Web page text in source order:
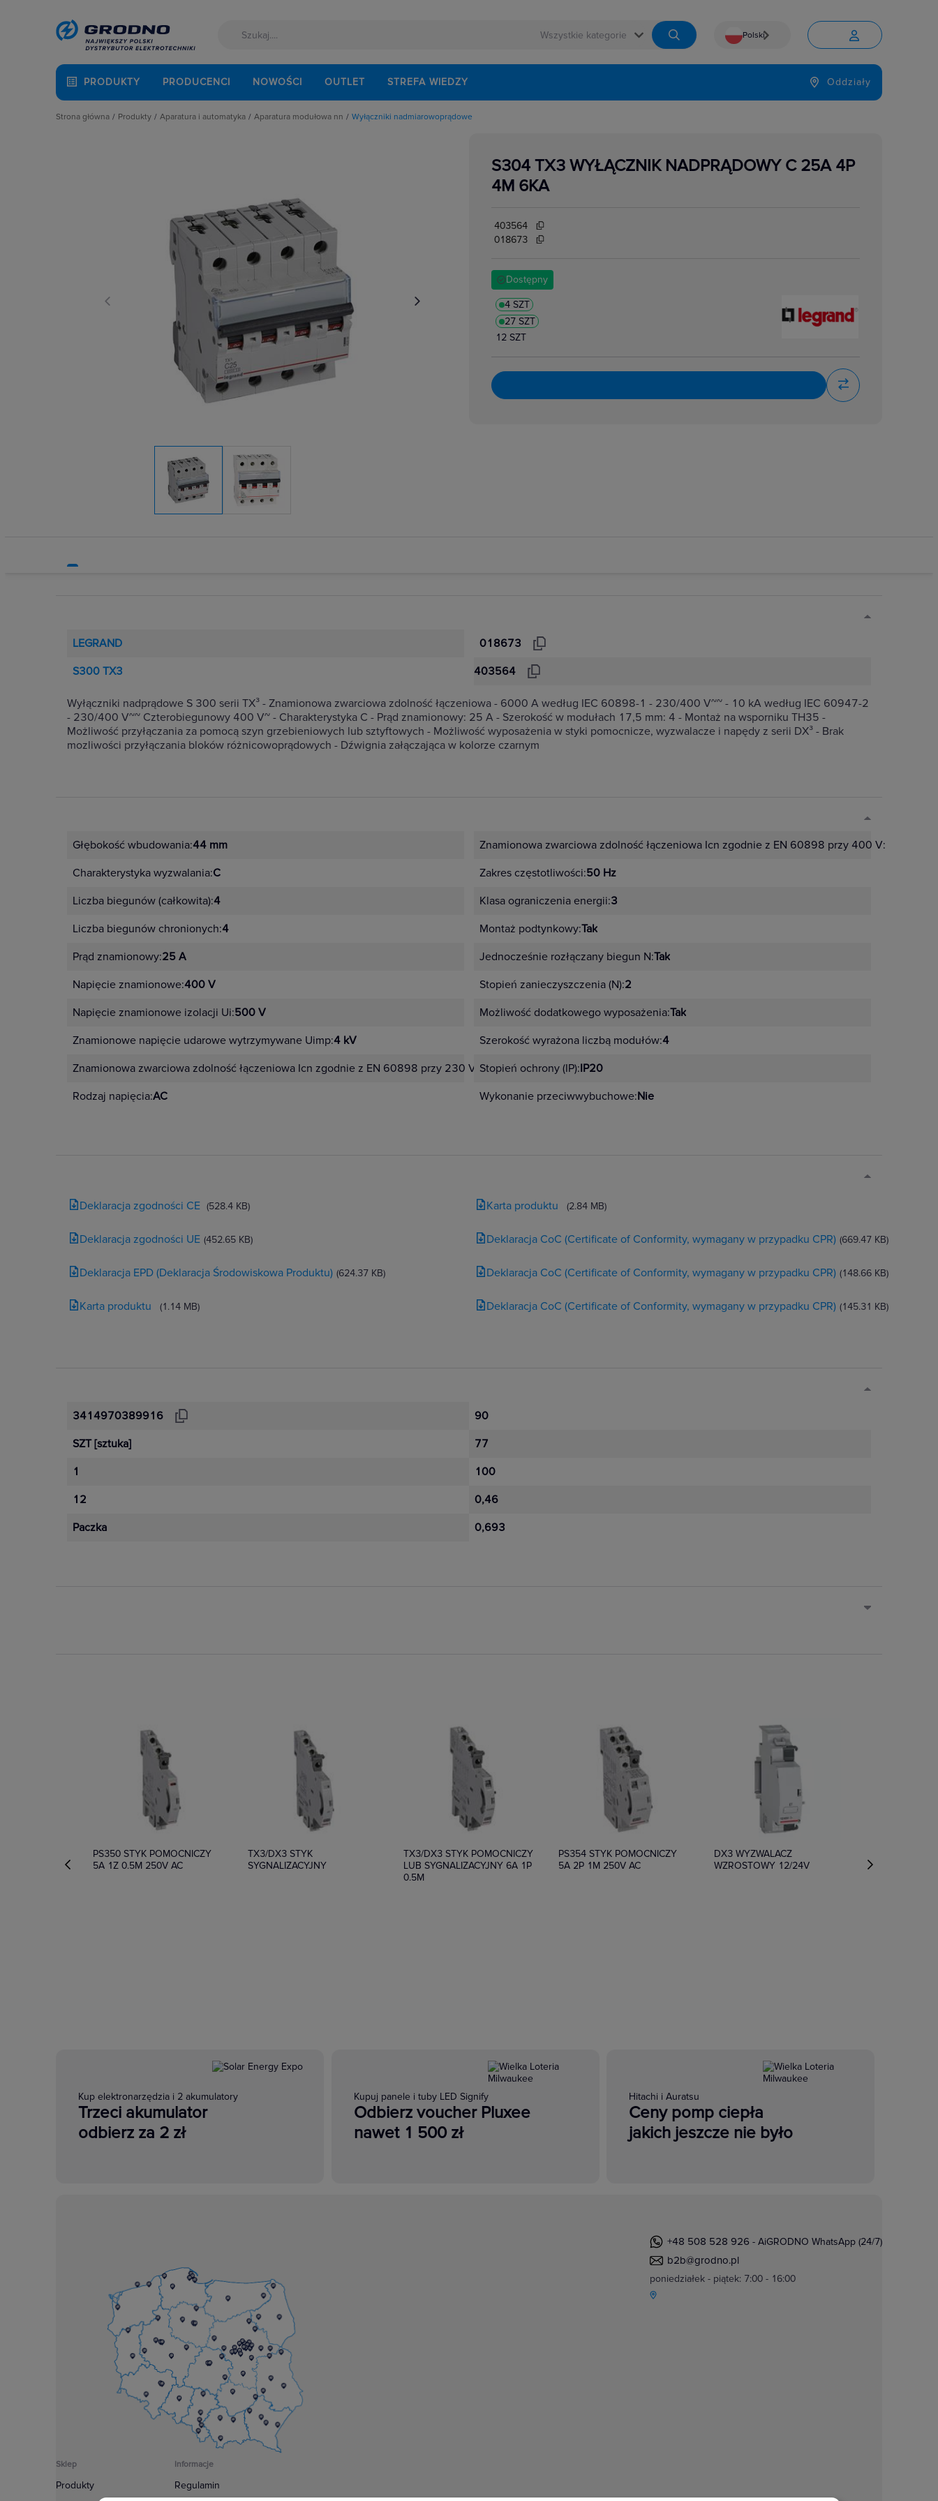
 Polski
Język

PRODUKTY PRODUCENCI NOWOŚCI OUTLET STREFA WIEDZY Oddziały
Strona główna
Produkty
Ochrona odgromowa
Odzież ochronna i BHP
Osprzęt siłowy, przenośny
Oświetlenie
Pompy ciepła
Prowadzenie kabli
Rozdzielnice i obudowy
Systemy bezpieczeństwa
Systemy HVAC
Technika grzewcza
Technika instalacyjna
Aparatura i automatyka
Automatyka przemysłowa
Czujniki i wyłączniki krańcowe
Elementy pasywne
Elementy sterowania i sygnalizacji
Optoelektronika
Przekaźniki
Rozłączniki i podstawy bezpiecznikowe
Sterownie i zabezpieczenie silników elektrycznych
Wyłączniki, rozłączniki
Aparatura modułowa nn
Podstawy bezpiecznikowe do wkładek cylindrycznych
Pozostałe akcesoria
Przekaźniki impulsowe
Przekaźniki instalacyjne
Przyciski modułowe
Regulatory temperatury
Rozłączniki bezpiecznikowe D0
Rozłączniki i przełączniki
Styczniki modułowe
Szyny łączeniowe widełkowe i sztyftowe
Transformatory dzwonkowe
Wkładki bezpiecznikowe cylindryczne
Wkładki bezpiecznikowe cylindryczne miniaturowe
Wyłączniki i bloki różnicowoprądowe
Wyłączniki nadmiarowoprądowe
Wyłączniki przeciwpożarowe
Wyłączniki różnicowoprądowe z członem nadprądowym
Wyłączniki nadmiarowoprądowe
S304 TX3 WYŁĄCZNIK NADPRĄDOWY C 25A 4P
4M 6KA
403564
018673
Dostępny
4 SZT
27 SZT
12 SZT
LEGRAND
018673
S300 TX3
403564
Wyłączniki nadprądowe S 300 serii TX³ - Znamionowa zwarciowa zdolność łączeniowa - 6000 A według IEC 60898-1 - 230/400 V~~ - 10 kA według IEC 60947-2
- 230/400 V~~ Czterobiegunowy 400 V~ - Charakterystyka C - Prąd znamionowy: 25 A - Szerokość w modułach 17,5 mm: 4 - Montaż na wsporniku TH35 -
Możliwość przyłączania za pomocą szyn grzebieniowych lub sztyftowych - Możliwość wyposażenia w styki pomocnicze, wyzwalacze i napędy z serii DX³ - Brak
mozliwości przyłączania bloków różnicowoprądowych - Dźwignia załączająca w kolorze czarnym
Głębokość wbudowania:44 mm
Charakterystyka wyzwalania:C
Liczba biegunów (całkowita):4
Liczba biegunów chronionych:4
Prąd znamionowy:25 A
Napięcie znamionowe:400 V
Napięcie znamionowe izolacji Ui:500 V
Znamionowe napięcie udarowe wytrzymywane Uimp:4 kV
Znamionowa zwarciowa zdolność łączeniowa Icn zgodnie z EN 60898 przy 230 V:10 kA
Rodzaj napięcia:AC
Znamionowa zwarciowa zdolność łączeniowa Icn zgodnie z EN 60898 przy 400 V:
6 kA
Zakres częstotliwości:50 Hz
Klasa ograniczenia energii:3
Montaż podtynkowy:Tak
Jednocześnie rozłączany biegun N:Tak
Stopień zanieczyszczenia (N):2
Możliwość dodatkowego wyposażenia:Tak
Szerokość wyrażona liczbą modułów:4
Stopień ochrony (IP):IP20
Wykonanie przeciwwybuchowe:Nie
Deklaracja zgodności CE (528.4 KB)
Deklaracja zgodności UE (452.65 KB)
Deklaracja EPD (Deklaracja Środowiskowa Produktu) (624.37 KB)
Karta produktu (1.14 MB)
Karta produktu (2.84 MB)
Deklaracja CoC (Certificate of Conformity, wymagany w przypadku CPR) (669.47 KB)
Deklaracja CoC (Certificate of Conformity, wymagany w przypadku CPR) (148.66 KB)
Deklaracja CoC (Certificate of Conformity, wymagany w przypadku CPR) (145.31 KB)
3414970389916
SZT [sztuka]
1
12
Paczka
90
77
100
0,46
0,693
PS350 STYK POMOCNICZY
5A 1Z 0.5M 250V AC
TX3/DX3 STYK
SYGNALIZACYJNY
TX3/DX3 STYK POMOCNICZY
LUB SYGNALIZACYJNY 6A 1P
0.5M
PS354 STYK POMOCNICZY
5A 2P 1M 250V AC
DX3 WYZWALACZ
WZROSTOWY 12/24V
Kup elektronarzędzia i 2 akumulatory
Trzeci akumulator
odbierz za 2 zł
Kupuj panele i tuby LED Signify
Odbierz voucher Pluxee
nawet 1 500 zł
Hitachi i Auratsu
Ceny pomp ciepła
jakich jeszcze nie było
+48 508 528 926 - AiGRODNO WhatsApp (24/7)
b2b@grodno.pl
poniedziałek - piątek: 7:00 - 16:00
Sklep
Produkty
Informacje
Regulamin